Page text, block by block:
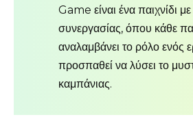
Game είναι ένα παιχνίδι
συνεργασίας, όπου κάθε
αναλαμβάνει το ρόλο ενός
προσπαθεί να λύσει το
καμπάνιας.